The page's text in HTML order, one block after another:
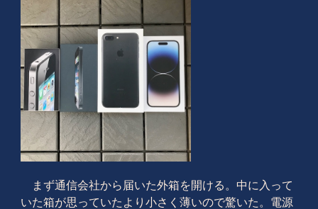
まず通信会社から届いた外箱を開ける。中に入って
いた箱が思っていたより小さく薄いので驚いた。電源